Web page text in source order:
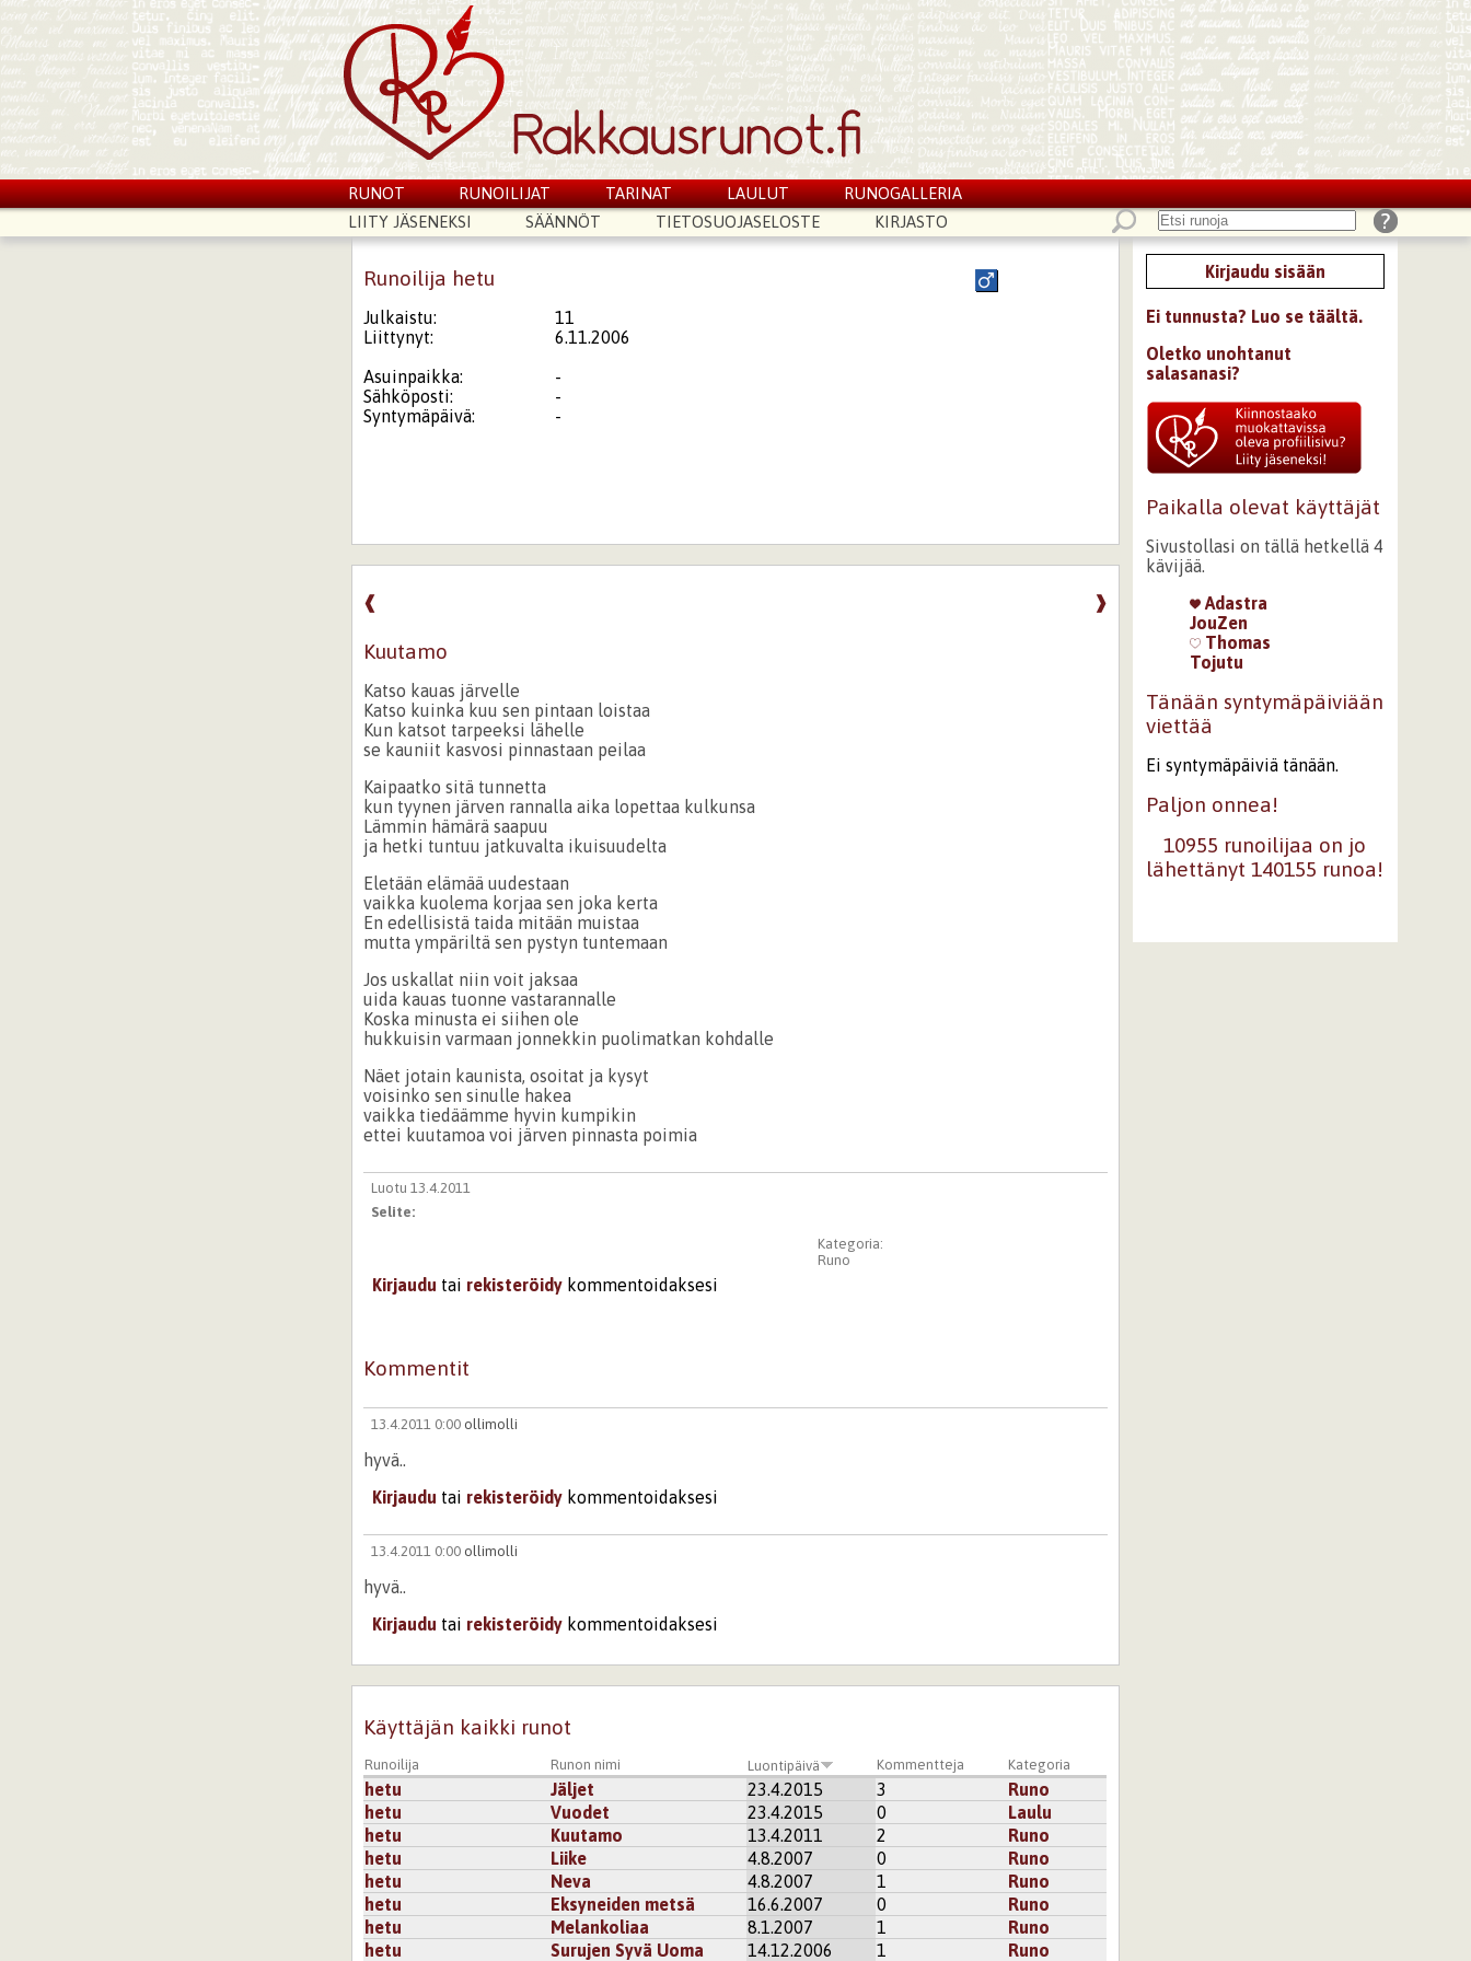
RUNOT RUNOILIJAT TARINAT LAULUT
RUNOGALLERIA
LIITY JÄSENEKSI
SÄÄNNÖT TIETOSUOJASELOSTE KIRJASTO
Runoilija hetu
Julkaistu:
11
Liittynyt:
6.11.2006
Asuinpaikka:
-
Sähköposti:
-
Syntymäpäivä:
-
❱
❰
Kuutamo
Katso kauas järvelle
Katso kuinka kuu sen pintaan loistaa
Kun katsot tarpeeksi lähelle
se kauniit kasvosi pinnastaan peilaa
Kaipaatko sitä tunnetta
kun tyynen järven rannalla aika lopettaa kulkunsa
Lämmin hämärä saapuu
ja hetki tuntuu jatkuvalta ikuisuudelta
Eletään elämää uudestaan
vaikka kuolema korjaa sen joka kerta
En edellisistä taida mitään muistaa
mutta ympäriltä sen pystyn tuntemaan
Jos uskallat niin voit jaksaa
uida kauas tuonne vastarannalle
Koska minusta ei siihen ole
hukkuisin varmaan jonnekkin puolimatkan kohdalle
Näet jotain kaunista, osoitat ja kysyt
voisinko sen sinulle hakea
vaikka tiedäämme hyvin kumpikin
ettei kuutamoa voi järven pinnasta poimia
Luotu 13.4.2011
Selite:
Kategoria:
Runo
Kirjaudu tai rekisteröidy kommentoidaksesi
Kommentit
13.4.2011 0:00 ollimolli
hyvä..
Kirjaudu tai rekisteröidy kommentoidaksesi
13.4.2011 0:00 ollimolli
hyvä..
Kirjaudu tai rekisteröidy kommentoidaksesi
Käyttäjän kaikki runot
Runoilija Runon nimi Luontipäivä Kommentteja Kategoria
hetu Jäljet 23.4.2015 3
Runo
hetu
Vuodet 23.4.2015 0
Laulu
hetu
Kuutamo 13.4.2011 2
Runo
hetu
Liike 4.8.2007 0
Runo
hetu
Neva 4.8.2007 1
Runo
hetu
Eksyneiden metsä 16.6.2007 0
Runo
hetu
Melankoliaa 8.1.2007 1
Runo
hetu
Surujen Syvä Uoma 14.12.2006 1 Runo
Kirjaudu sisään
Ei tunnusta? Luo se täältä.
Oletko unohtanut
salasanasi?
Paikalla olevat käyttäjät
Sivustollasi on tällä hetkellä 4
kävijää.
Adastra
JouZen
Thomas
Tojutu
Tänään syntymäpäiviään
viettää
Ei syntymäpäiviä tänään.
Paljon onnea!
10955 runoilijaa on jo
lähettänyt 140155 runoa!